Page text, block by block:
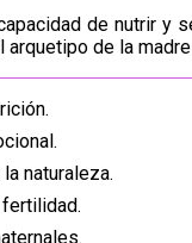
de nutrir y
arquetipo de la
naturaleza.